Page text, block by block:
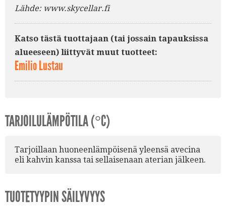
Lähde: www.skycellar.fi
Katso tästä tuottajaan (tai jossain tapauksissa
alueeseen) liittyvät muut tuotteet:
Emilio Lustau
TARJOILULÄMPÖTILA (°C)
Tarjoillaan huoneenlämpöisenä yleensä avecina
eli kahvin kanssa tai sellaisenaan aterian jälkeen.
TUOTETYYPIN SÄILYVYYS